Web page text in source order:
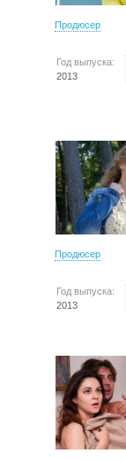
Продюсер
Год выпуска:
2013
Продюсер
Год выпуска:
2013